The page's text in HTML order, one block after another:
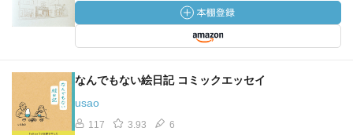
なんでもない絵日記 コミックエッセイ
usao
117 3.93 6